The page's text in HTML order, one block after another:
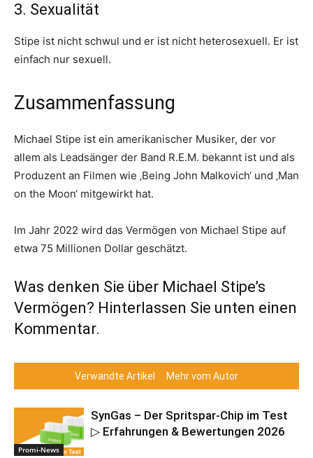
3. Sexualität
Stipe ist nicht schwul und er ist nicht heterosexuell. Er ist
einfach nur sexuell.
Zusammenfassung
Michael Stipe ist ein amerikanischer Musiker, der vor
allem als Leadsänger der Band R.E.M. bekannt ist und als
Produzent an Filmen wie ‚Being John Malkovich‘ und ‚Man
on the Moon‘ mitgewirkt hat.
Im Jahr 2022 wird das Vermögen von Michael Stipe auf
etwa 75 Millionen Dollar geschätzt.
Was denken Sie über Michael Stipe’s
Vermögen? Hinterlassen Sie unten einen
Kommentar.
Verwandte Artikel Mehr vom Autor
Promi-News
SynGas – Der Spritspar-Chip im Test
▷ Erfahrungen & Bewertungen 2026